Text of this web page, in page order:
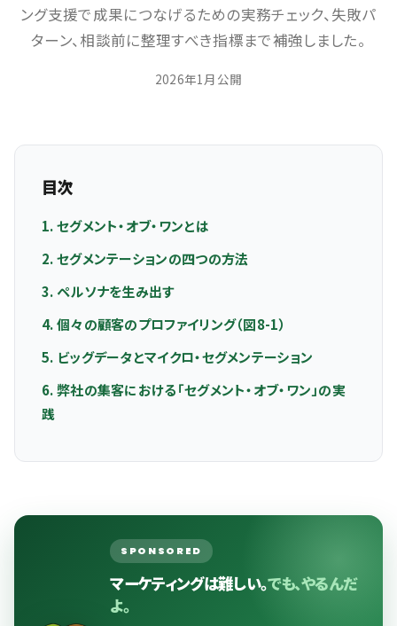
ング支援で成果につなげるための実務チェック、失敗パ
ターン、相談前に整理すべき指標まで補強しました。
2026年1月公開
目次
1. セグメント・オブ・ワンとは
2. セグメンテーションの四つの方法
3. ペルソナを生み出す
4. 個々の顧客のプロファイリング（図8-1）
5. ビッグデータとマイクロ・セグメンテーション
6. 弊社の集客における「セグメント・オブ・ワン」の実
践
SPONSORED
マーケティングは難しい。でも、やるんだ
よ。